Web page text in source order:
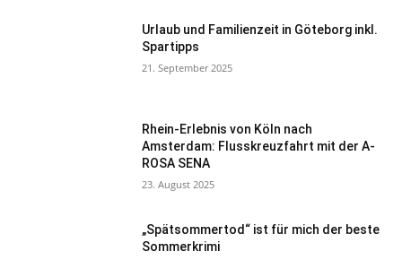
Urlaub und Familienzeit in Göteborg inkl.
Spartipps
21. September 2025
Rhein-Erlebnis von Köln nach
Amsterdam: Flusskreuzfahrt mit der A-
ROSA SENA
23. August 2025
„Spätsommertod“ ist für mich der beste
Sommerkrimi